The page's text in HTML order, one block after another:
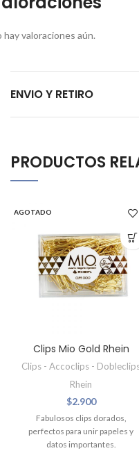
hay valoraciones aún.
ENVIO Y RETIRO
PRODUCTOS
AGOTADO
Clips Mio Gold Rhein
Clips - Accoclips -
Rhein
$2.900
Fabulosos clips dorados,
perfectos para unir papeles y
datos importantes.